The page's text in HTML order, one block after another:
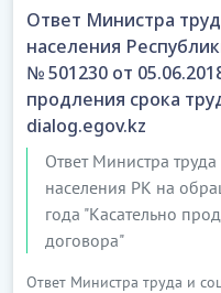
Ответ Министра
населения
№ 501230 от
продления срока
dialog.egov.kz
Ответ Министра
населения РК на
года "Касательно
договора"
Ответ Министра труда и